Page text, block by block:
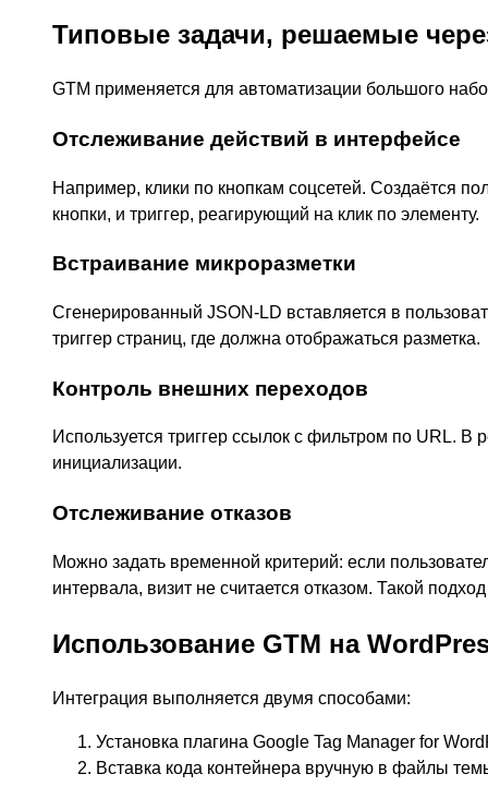
Типовые задачи, решаемые
GTM применяется для автоматизации большого
Отслеживание действий в интерфейсе
Например, клики по кнопкам соцсетей. Создаётся
кнопки, и триггер, реагирующий на клик по элементу.
Встраивание микроразметки
Сгенерированный JSON-LD вставляется в
триггер страниц, где должна отображаться разметка.
Контроль внешних переходов
Используется триггер ссылок с фильтром по URL. В
инициализации.
Отслеживание отказов
Можно задать временной критерий: если
интервала, визит не считается отказом. Такой
Использование GTM на
Интеграция выполняется двумя способами:
Установка плагина Google Tag Manager for
Вставка кода контейнера вручную в файлы